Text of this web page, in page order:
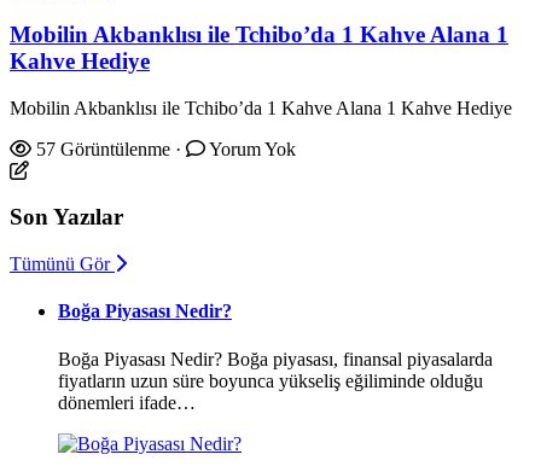
Mobilin Akbanklısı ile Tchibo’da 1 Kahve Alana 1
Kahve Hediye
Mobilin Akbanklısı ile Tchibo’da 1 Kahve Alana 1 Kahve Hediye
57 Görüntülenme · Yorum Yok
Son Yazılar
Tümünü Gör
Boğa Piyasası Nedir?
Boğa Piyasası Nedir? Boğa piyasası, finansal piyasalarda
fiyatların uzun süre boyunca yükseliş eğiliminde olduğu
dönemleri ifade…